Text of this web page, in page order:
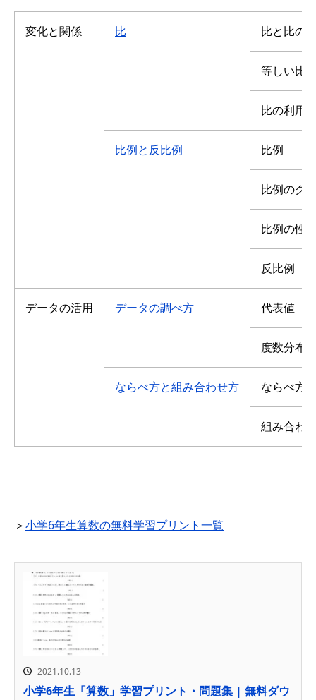
変化と関係 比 比と比の
等しい比
比の利用
比例と反比例 比例
比例のグ
比例の性
反比例
データの活用 データの調べ方 代表値
度数分布
ならべ方と組み合わせ方 ならべ方
組み合わ
＞小学6年生算数の無料学習プリント一覧
2021.10.13
小学6年生「算数」学習プリント・問題集 | 無料ダウ